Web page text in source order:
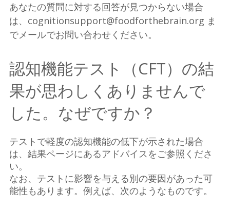
あなたの質問に対する回答が見つからない場合
は、cognitionsupport@foodforthebrain.org ま
でメールでお問い合わせください。
認知機能テスト（CFT）の結
果が思わしくありませんで
した。なぜですか？
テストで軽度の認知機能の低下が示された場合
は、結果ページにあるアドバイスをご参照くださ
い。
なお、テストに影響を与える別の要因があった可
能性もあります。例えば、次のようなものです。